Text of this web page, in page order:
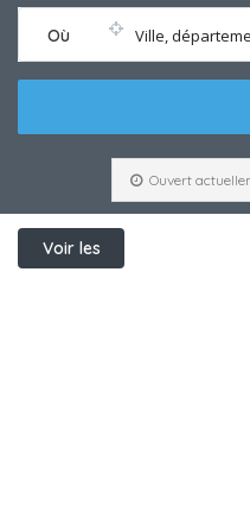
Où Ville,
Ouvert
Voir les